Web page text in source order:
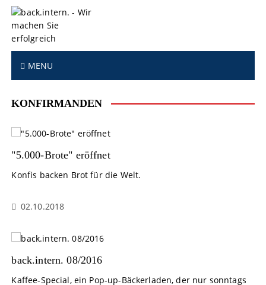
MENU
KONFIRMANDEN
"5.000-Brote" eröffnet
Konfis backen Brot für die Welt.
02.10.2018
back.intern. 08/2016
Kaffee-Special, ein Pop-up-Bäckerladen, der nur sonntags